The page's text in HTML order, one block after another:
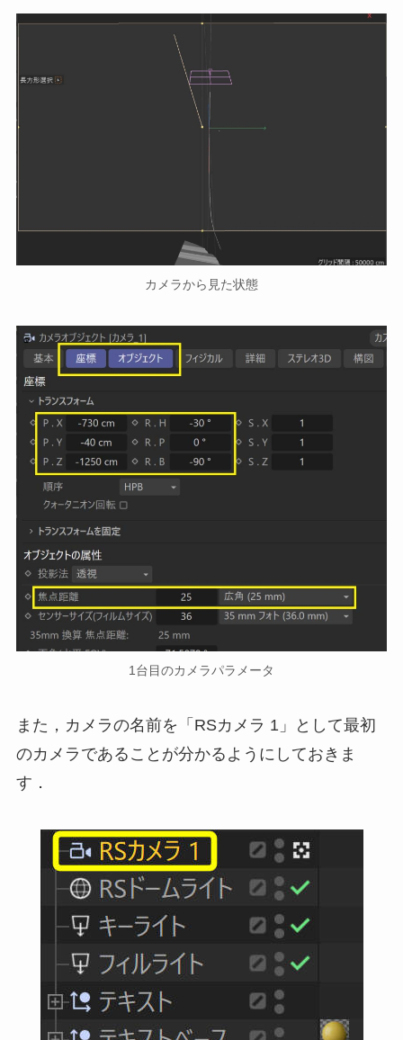
カメラから見た状態
1台目のカメラパラメータ
また，カメラの名前を「RSカメラ 1」として最初
のカメラであることが分かるようにしておきま
す．